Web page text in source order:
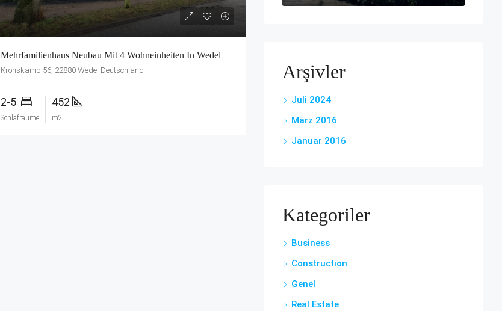
Mehrfamilienhaus Neubau Mit 4 Wohneinheiten In Wedel
Kronskamp 56, 22880 Wedel Deutschland
2-5
Schlafräume
452
m2
Arşivler
Juli 2024
März 2016
Januar 2016
Kategoriler
Business
Construction
Genel
Real Estate